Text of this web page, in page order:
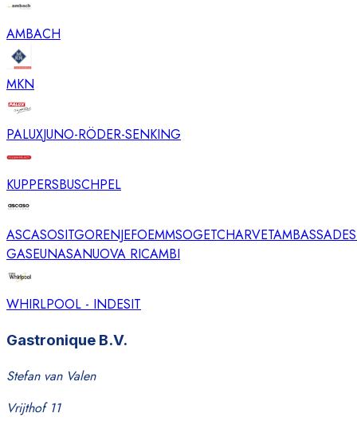
AMBACH
MKN
PALUXJUNO-RÖDER-SENKING
KUPPERSBUSCHPEL
ASCASOSITGORENJEFOEMMSOGETCHARVETAMBASSADE
GASEUNASANUOVA RICAMBI
WHIRLPOOL - INDESIT
Gastronique B.V.
Stefan van Valen
Vrijthof 11